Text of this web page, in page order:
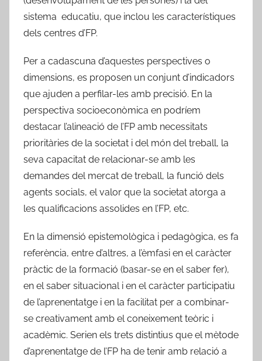
sistema educatiu, que inclou les característiques
dels centres d’FP.
Per a cadascuna d’aquestes perspectives o
dimensions, es proposen un conjunt d’indicadors
que ajuden a perfilar-les amb precisió. En la
perspectiva socioeconòmica en podríem
destacar l’alineació de l’FP amb necessitats
prioritàries de la societat i del món del treball, la
seva capacitat de relacionar-se amb les
demandes del mercat de treball, la funció dels
agents socials, el valor que la societat atorga a
les qualificacions assolides en l’FP, etc.
En la dimensió epistemològica i pedagògica, es fa
referència, entre d’altres, a l’èmfasi en el caràcter
pràctic de la formació (basar-se en el saber fer),
en el saber situacional i en el caràcter participatiu
de l’aprenentatge i en la facilitat per a combinar-
se creativament amb el coneixement teòric i
acadèmic. Serien els trets distintius que el mètode
d’aprenentatge de l’FP ha de tenir amb relació a